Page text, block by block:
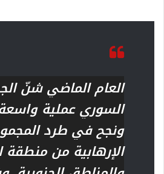
العام الماضي شنّ
السوري عملية
ونجح في طرد
الإرهابية من منطقة